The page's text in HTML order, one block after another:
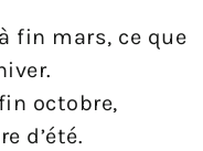
fin mars, ce que
octobre,
d’été.